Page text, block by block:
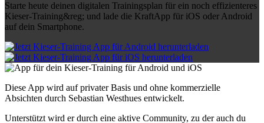
Starte heute deinen digitalen Trainingsplan für ein noch effizienteres
Kieser-Training&reg; und lade die KraftApp für iOS oder Android
auf dein Smartphone.
Diese App wird auf privater Basis und ohne kommerzielle
Absichten durch Sebastian Westhues entwickelt.
Unterstützt wird er durch eine aktive Community, zu der auch du